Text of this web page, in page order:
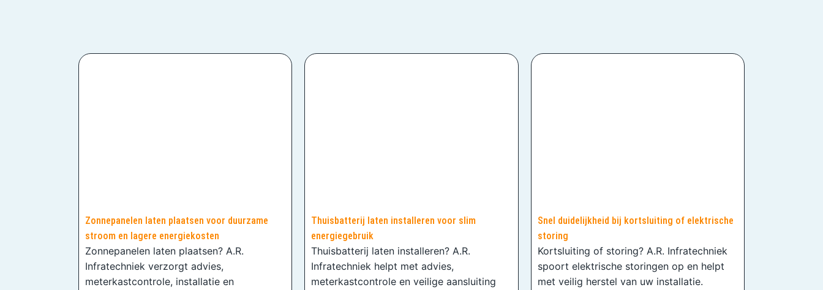
Zonnepanelen laten plaatsen voor duurzame
stroom en lagere energiekosten
Zonnepanelen laten plaatsen? A.R.
Infratechniek verzorgt advies,
meterkastcontrole, installatie en
Thuisbatterij laten installeren voor slim
energiegebruik
Thuisbatterij laten installeren? A.R.
Infratechniek helpt met advies,
meterkastcontrole en veilige aansluiting
Snel duidelijkheid bij kortsluiting of elektrische
storing
Kortsluiting of storing? A.R. Infratechniek
spoort elektrische storingen op en helpt
met veilig herstel van uw installatie.